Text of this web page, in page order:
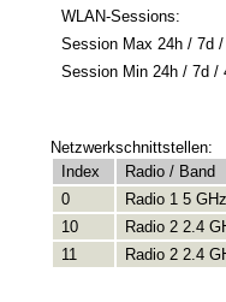
WLAN-Sessions:
Session Max 24h / 7d /
Session Min 24h / 7d /
Netzwerkschnittstellen:
Index
Radio / Band
0
Radio 1 5
10
Radio 2 2.4
11
Radio 2 2.4